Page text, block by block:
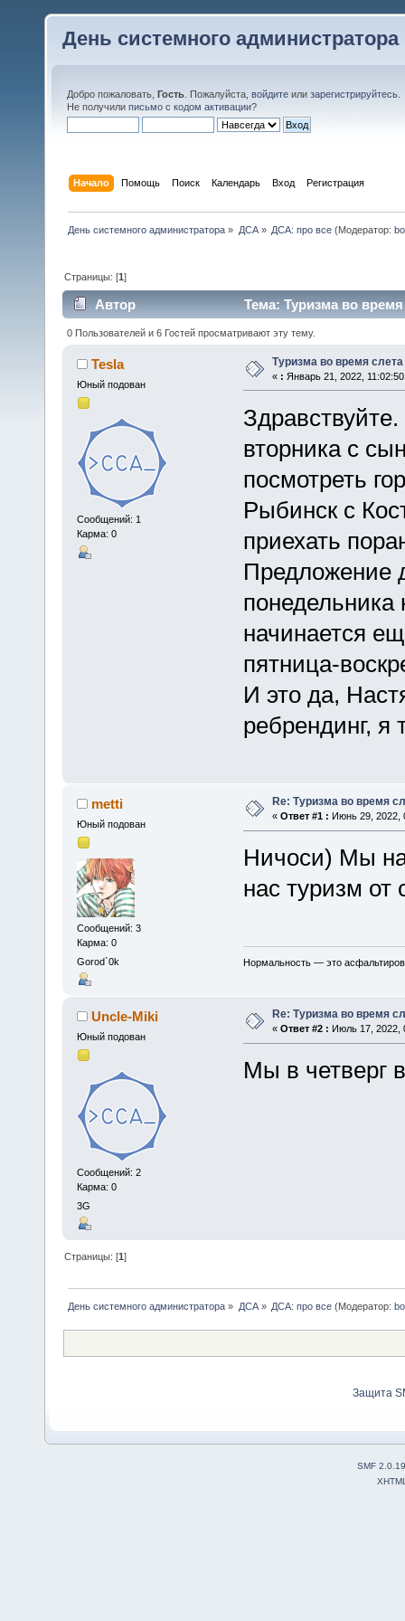
День системного администратора
Добро пожаловать, Гость . Пожалуйста, войдите или зарегистрируйтесь
Не получили письмо с кодом активации?
Начало Помощь Поиск Календарь Вход Регистрация
День системного администратора » ДСА» ДСА: про все(Модератор:
Страницы: [1]
Автор Тема: Туризма во
0 Пользователей и 6 Гостей просматривают эту тему.
Tesla
Юный подован
Сообщений: 1
Карма: 0
Туризма во время слета
« : Январь 21, 2022,
вторника с
посмотреть
Рыбинск с
приехать
Предложение
начинается
пятница-
И это да,
ребрендинг, я
metti
Юный подован
Сообщений: 3
Карма: 0
Gorod`0k
Re: Туризма во время
« Ответ #1 : Июнь 29, 2022,
Ничоси) Мы
нас туризм
Нормальность — это
Uncle-Miki
Юный подован
Сообщений: 2
Карма: 0
3G
Re: Туризма во время
« Ответ #2 : Июль 17, 2022,
Мы в четверг
Страницы: [1]
День системного администратора » ДСА» ДСА: про все(Модератор:
Защита
SMF 2.0.19